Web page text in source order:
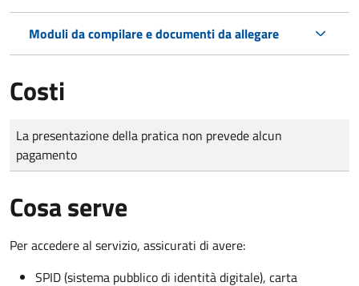
Moduli da compilare e documenti da allegare
Costi
Tipo di pagamento
Importo
La presentazione della pratica non prevede alcun
pagamento
Cosa serve
Per accedere al servizio, assicurati di avere:
SPID (sistema pubblico di identità digitale), carta